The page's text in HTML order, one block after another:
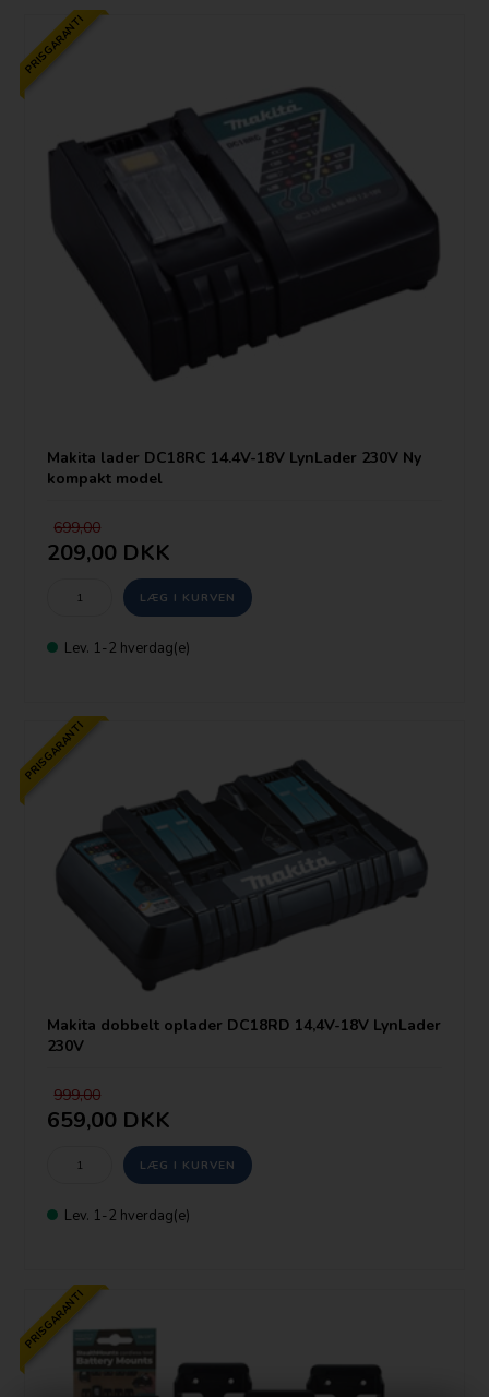
PRISGARANTI
Makita lader DC18RC 14.4V-18V LynLader 230V Ny
kompakt model
699,00
209,00 DKK
Lev. 1-2 hverdag(e)
PRISGARANTI
Makita dobbelt oplader DC18RD 14,4V-18V LynLader
230V
999,00
659,00 DKK
Lev. 1-2 hverdag(e)
PRISGARANTI